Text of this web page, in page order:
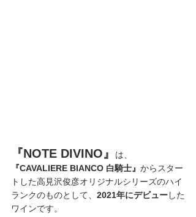
『NOTE DIVINO』
は、
『CAVALIERE BIANCO 白騎士』 からスター
トした高見沢俊彦オリジナルシリーズのハイ
ランクのものとして、 2021年にデビューした
ワインです。